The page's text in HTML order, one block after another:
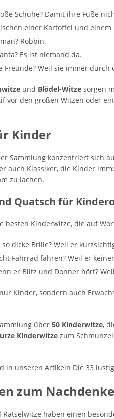
Schuhe? Damit ihre Füße
einer Kartoffel und
Robbin.
Es ist niemand da.
Freunde? Weil sie immer durch
und Blödel-Witze sorgen
vor den großen Witzen oder
Kinder
Sammlung konzentriert sich
auch Klassiker, die Kinder
zu lachen.
Quatsch für
besten Kinderwitze, die auf
dicke Brille? Weil er
Fahrrad fahren? Weil er
er Blitz und Donner hört?
Kinder, sondern auch
über 50 Kinderwitze,
Kinderwitze zum
in unseren Artikeln Die 33
zum
Rätselwitze haben einen